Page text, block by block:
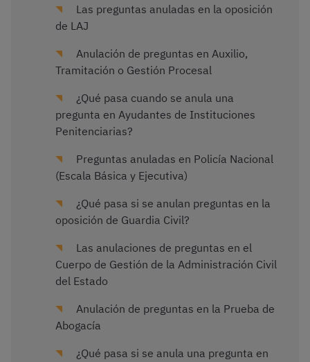
Las preguntas anuladas en la oposición
de LAJ
Anulación de preguntas en Auxilio,
Tramitación o Gestión Procesal
¿Qué pasa cuando se anula una
pregunta en Ayudantes de Instituciones
Penitenciarias?
Preguntas anuladas en Policía Nacional
(Escala Básica y Ejecutiva)
¿Qué pasa si se anulan preguntas en la
oposición de Guardia Civil?
Las anulaciones de preguntas en el
Cuerpo de Gestión de la Administración Civil
del Estado
Anulación de preguntas en la Prueba de
Abogacía
¿Qué pasa si se anula una pregunta en